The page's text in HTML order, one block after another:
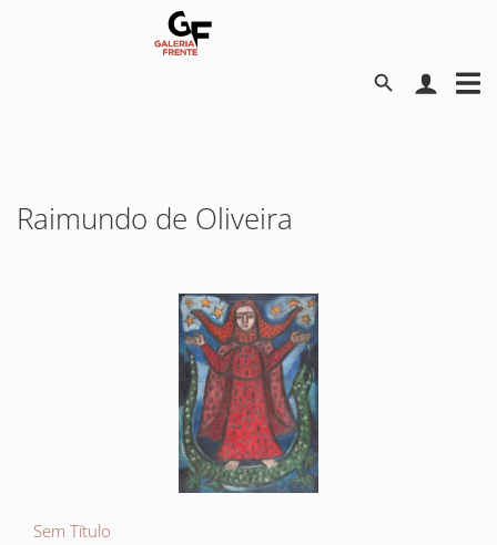
Raimundo de Oliveira
Sem Título